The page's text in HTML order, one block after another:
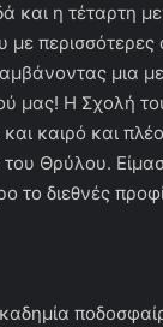
και η τέταρτη
με
μια
μας! Η Σχολή
καιρό και
Θρύλου.
το διεθνές